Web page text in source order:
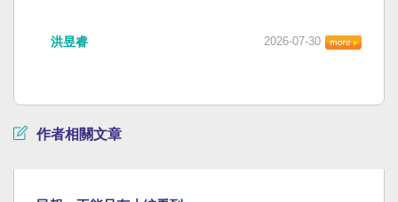
洪昱睿 2026-07-30
作者相關文章